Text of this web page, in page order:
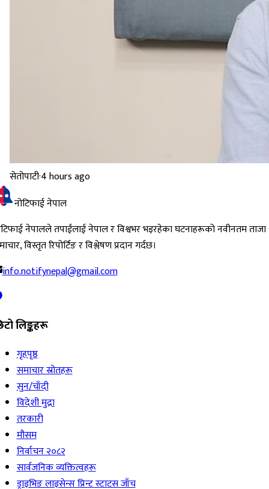
सेतोपाटी·4 hours ago
नोटिफाई नेपाल
नेपालले तपाईंलाई नेपाल र विश्वभर भइरहेका घटनाहरूको नवीनतम ताजा
विस्तृत रिपोर्टिङ र विश्लेषण प्रदान गर्दछ।
info.notifynepal@gmail.com
लिङ्कहरू
गृहपृष्ठ
समाचार स्रोतहरू
सुन/चाँदी
विदेशी मुद्रा
तरकारी
मौसम
निर्वाचन २०८२
सार्वजनिक व्यक्तित्वहरू
ड्राइभिङ लाइसेन्स प्रिन्ट स्टाटस जाँच